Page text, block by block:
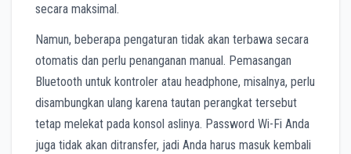
secara maksimal.
Namun, beberapa pengaturan tidak akan terbawa secara
otomatis dan perlu penanganan manual. Pemasangan
Bluetooth untuk kontroler atau headphone, misalnya, perlu
disambungkan ulang karena tautan perangkat tersebut
tetap melekat pada konsol aslinya. Password Wi-Fi Anda
juga tidak akan ditransfer, jadi Anda harus masuk kembali